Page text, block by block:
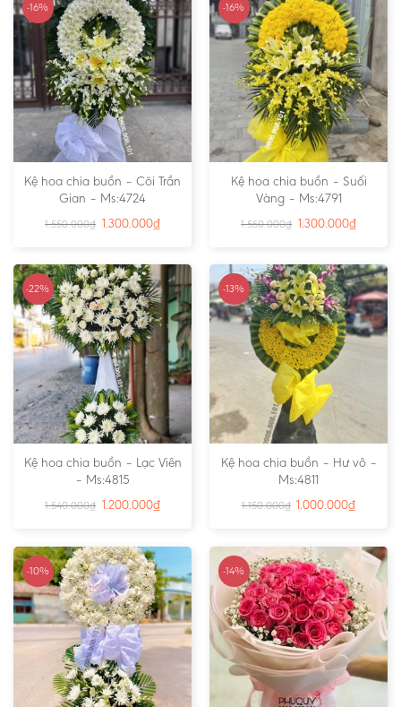
-16%
Kệ hoa chia buồn – Cõi Trần
Gian – Ms:4724
1.550.000₫ 1.300.000₫
-16%
Kệ hoa chia buồn – Suối
Vàng – Ms:4791
1.550.000₫ 1.300.000₫
-22%
Kệ hoa chia buồn – Lạc Viên
– Ms:4815
1.540.000₫ 1.200.000₫
-13%
Kệ hoa chia buồn – Hư vô –
Ms:4811
1.150.000₫ 1.000.000₫
-10% -14%